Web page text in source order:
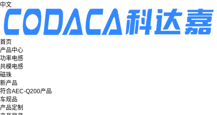
中文
首页
产品中心
功率电感
共模电感
磁珠
新产品
符合AEC-Q200产品
车规品
产品定制